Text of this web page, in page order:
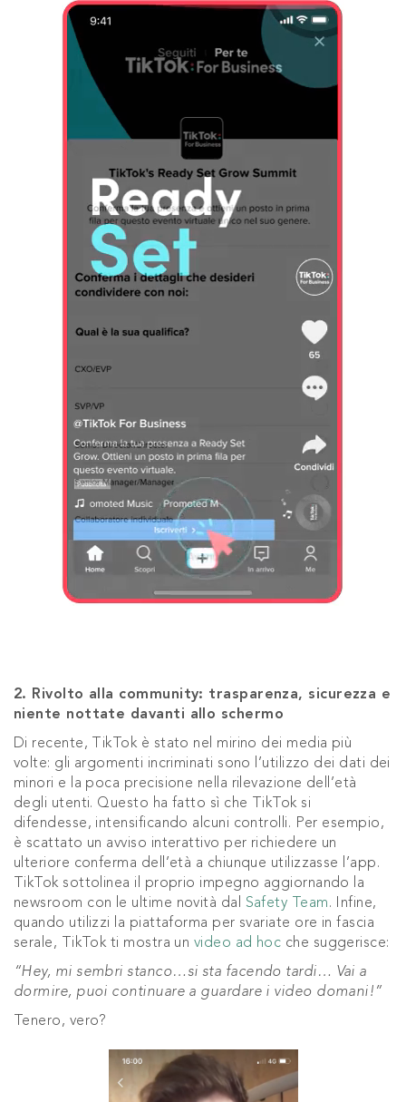
2. Rivolto alla community: trasparenza, sicurezza e
niente nottate davanti allo schermo
Di recente, TikTok è stato nel mirino dei media più
volte: gli argomenti incriminati sono l’utilizzo dei dati dei
minori e la poca precisione nella rilevazione dell’età
degli utenti. Questo ha fatto sì che TikTok si
difendesse, intensificando alcuni controlli. Per esempio,
è scattato un avviso interattivo per richiedere un
ulteriore conferma dell’età a chiunque utilizzasse l’app.
TikTok sottolinea il proprio impegno aggiornando la
newsroom con le ultime novità dal Safety Team. Infine,
quando utilizzi la piattaforma per svariate ore in fascia
serale, TikTok ti mostra un video ad hoc che suggerisce:
“Hey, mi sembri stanco…si sta facendo tardi… Vai a
dormire, puoi continuare a guardare i video domani!”
Tenero, vero?